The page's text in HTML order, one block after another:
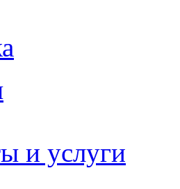
и услуги